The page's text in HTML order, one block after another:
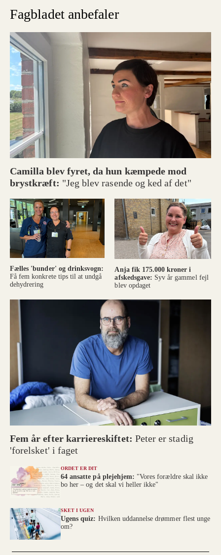
Fagbladet anbefaler
Camilla blev fyret, da hun kæmpede mod
brystkræft: "Jeg blev rasende og ked af det"
Fælles 'bunder' og drinksvogn:
Få fem konkrete tips til at undgå
dehydrering
Anja fik 175.000 kroner i
afskedsgave: Syv år gammel fejl
blev opdaget
Fem år efter karriereskiftet: Peter er stadig
'forelsket' i faget
ORDET ER DIT
64 ansatte på plejehjem: "Vores forældre skal ikke
bo her – og det skal vi heller ikke"
SKET I UGEN
Ugens quiz: Hvilken uddannelse drømmer flest unge
om?